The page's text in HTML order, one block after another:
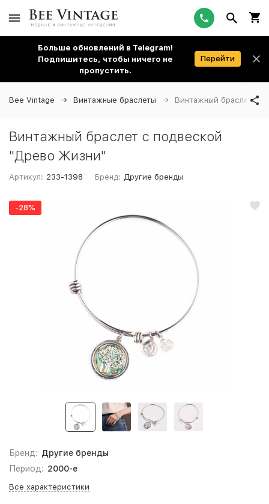
Больше обновлений в Telegram!
Подпишитесь, чтобы ничего не
пропустить.
Перейти
Bee Vintage Винтажные браслеты Винтажный браслет с
Винтажный браслет с подвеской
"Древо Жизни"
Артикул: 233-1398 Бренд: Другие бренды
-28%
Бренд: Другие бренды
Период: 2000-е
Все характеристики